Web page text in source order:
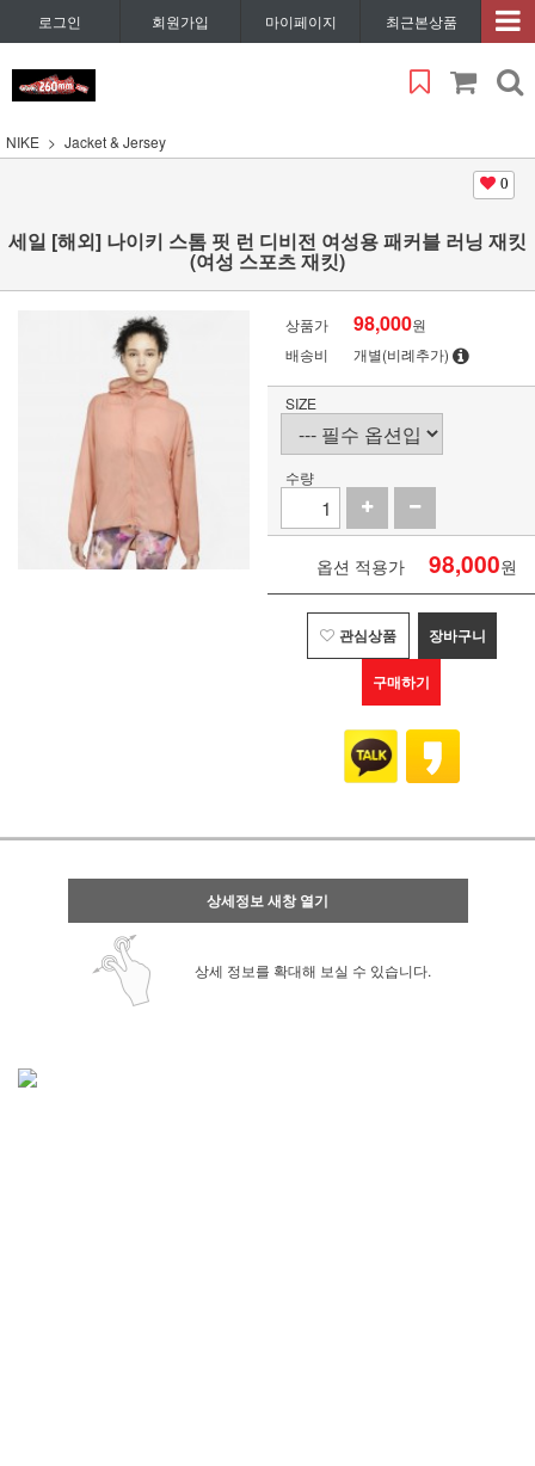
로그인 회원가입 마이페이지 최근본상품
NIKE Jacket & Jersey
0
세일 [해외] 나이키 스톰 핏 런 디비전 여성용 패커블 러닝 재킷
(여성 스포츠 재킷)
상품가 98,000원
배송비
개별(비례추가)
SIZE
수량
옵션 적용가 98,000원
관심상품 장바구니
구매하기
상세정보 새창 열기
상세 정보를 확대해 보실 수 있습니다.